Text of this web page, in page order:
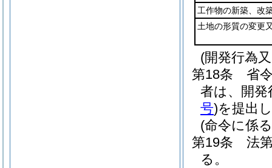
工作物の新築、改
土地の形質の変更
(開発行為
第18条
省
者は、開発
号)を提出
(命令に係
第19条
法
る。